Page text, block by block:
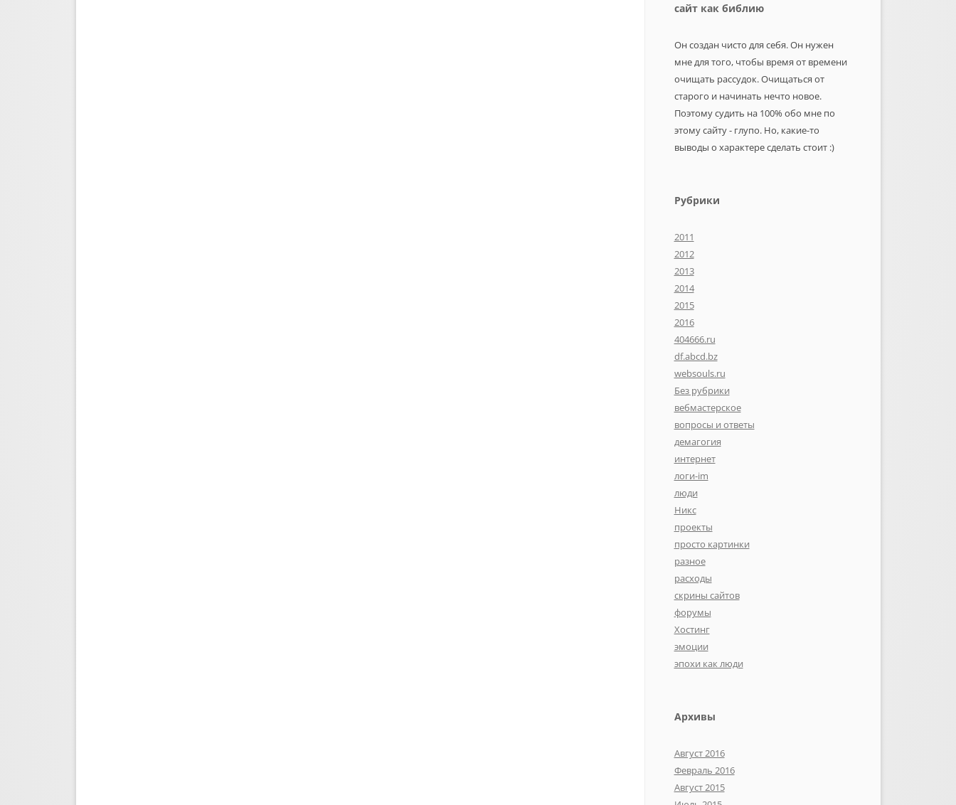
сайт как библию
Он создан чисто для себя. Он нужен
мне для того, чтобы время от времени
очищать рассудок. Очищаться от
старого и начинать нечто новое.
Поэтому судить на 100% обо мне по
этому сайту - глупо. Но, какие-то
выводы о характере сделать стоит :)
Рубрики
2011
2012
2013
2014
2015
2016
404666.ru
df.abcd.bz
websouls.ru
Без рубрики
вебмастерское
вопросы и ответы
демагогия
интернет
логи-im
люди
Никс
проекты
просто картинки
разное
расходы
скрины сайтов
форумы
Хостинг
эмоции
эпохи как люди
Архивы
Август 2016
Февраль 2016
Август 2015